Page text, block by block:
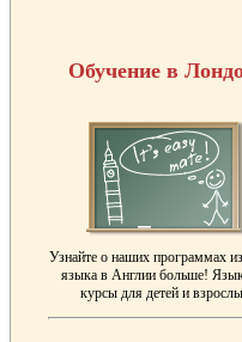
Обучение в
Узнайте о наших программах
языка в Англии больше!
курсы для детей и